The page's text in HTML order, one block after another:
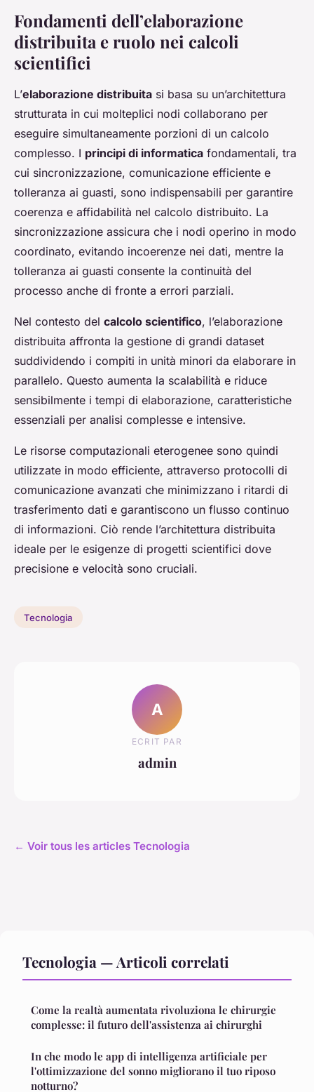
Fondamenti dell’elaborazione
distribuita e ruolo nei calcoli
scientifici
L’elaborazione distribuita si basa su un’architettura
strutturata in cui molteplici nodi collaborano per
eseguire simultaneamente porzioni di un calcolo
complesso. I principi di informatica fondamentali, tra
cui sincronizzazione, comunicazione efficiente e
tolleranza ai guasti, sono indispensabili per garantire
coerenza e affidabilità nel calcolo distribuito. La
sincronizzazione assicura che i nodi operino in modo
coordinato, evitando incoerenze nei dati, mentre la
tolleranza ai guasti consente la continuità del
processo anche di fronte a errori parziali.
Nel contesto del calcolo scientifico, l’elaborazione
distribuita affronta la gestione di grandi dataset
suddividendo i compiti in unità minori da elaborare in
parallelo. Questo aumenta la scalabilità e riduce
sensibilmente i tempi di elaborazione, caratteristiche
essenziali per analisi complesse e intensive.
Le risorse computazionali eterogenee sono quindi
utilizzate in modo efficiente, attraverso protocolli di
comunicazione avanzati che minimizzano i ritardi di
trasferimento dati e garantiscono un flusso continuo
di informazioni. Ciò rende l’architettura distribuita
ideale per le esigenze di progetti scientifici dove
precisione e velocità sono cruciali.
Tecnologia
A
ECRIT PAR
admin
← Voir tous les articles Tecnologia
Tecnologia — Articoli correlati
Come la realtà aumentata rivoluziona le chirurgie
complesse: il futuro dell'assistenza ai chirurghi
In che modo le app di intelligenza artificiale per
l'ottimizzazione del sonno migliorano il tuo riposo
notturno?